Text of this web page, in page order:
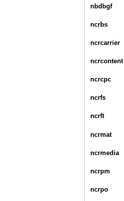
nbdbgf
ncrbs
ncrcarrier
ncrcontent
ncrcpc
ncrfs
ncrft
ncrmat
ncrmedia
ncrpm
ncrpo